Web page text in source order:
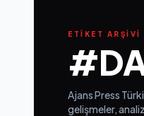
ETİKET ARŞİVİ
Ajans Press
gelişmeler,